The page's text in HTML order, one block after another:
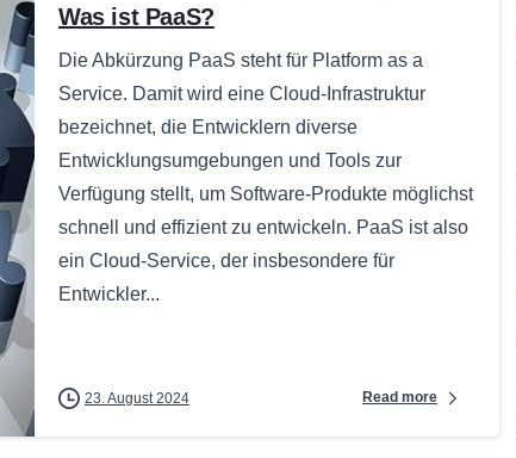
Was ist PaaS?
Die Abkürzung PaaS steht für Platform as a
Service. Damit wird eine Cloud-Infrastruktur
bezeichnet, die Entwicklern diverse
Entwicklungsumgebungen und Tools zur
Verfügung stellt, um Software-Produkte möglichst
schnell und effizient zu entwickeln. PaaS ist also
ein Cloud-Service, der insbesondere für
Entwickler...
23. August 2024 Read more